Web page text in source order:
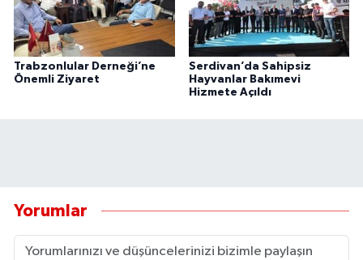
Trabzonlular Derneği’ne
Önemli Ziyaret
Serdivan’da Sahipsiz
Hayvanlar Bakımevi
Hizmete Açıldı
Yorumlar